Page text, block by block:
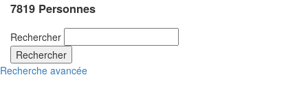
7819 Personnes
Rechercher
Rechercher
Recherche avancée